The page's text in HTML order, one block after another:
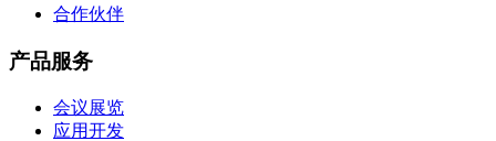
合作伙伴
产品服务
会议展览
应用开发